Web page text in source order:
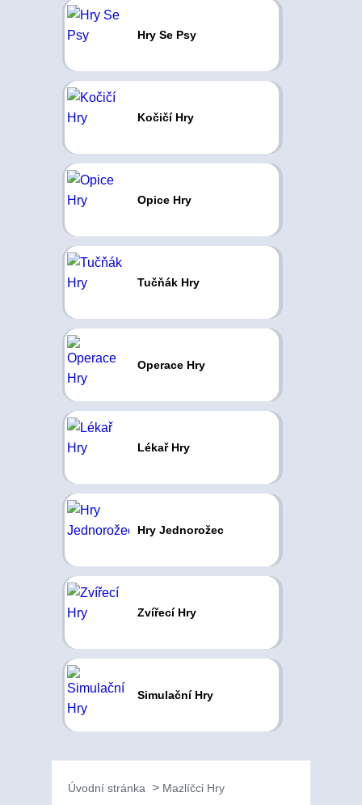
Hry Se Psy
Kočičí Hry
Opice Hry
Tučňák Hry
Operace Hry
Lékař Hry
Hry Jednorožec
Zvířecí Hry
Simulační Hry
Úvodní stránka Mazlíčci Hry